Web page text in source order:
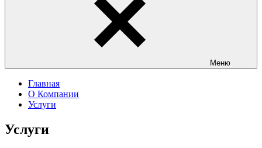
Меню
Главная
О Компании
Услуги
Услуги